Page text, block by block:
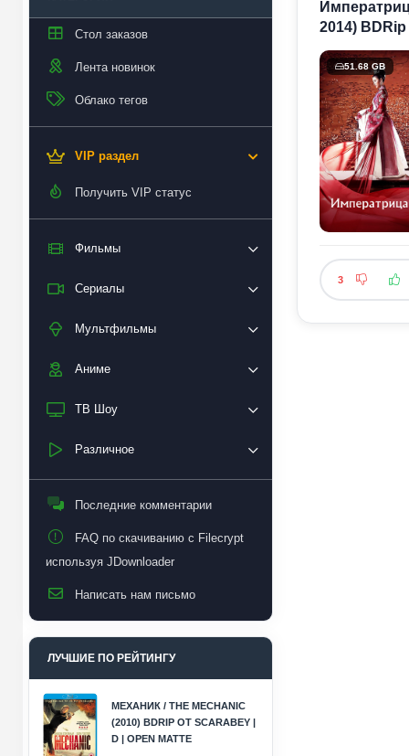
Стол заказов
Лента новинок
Облако тегов
VIP раздел
Получить VIP статус
Фильмы
Сериалы
Мультфильмы
Аниме
ТВ Шоу
Различное
Последние комментарии
FAQ по скачиванию с Filecrypt
используя JDownloader
Написать нам письмо
ЛУЧШИЕ ПО РЕЙТИНГУ
МЕХАНИК / THE MECHANIC
(2010) BDRIP ОТ SCARABEY |
D | OPEN MATTE
2014) BDRip
51.68 GB
3